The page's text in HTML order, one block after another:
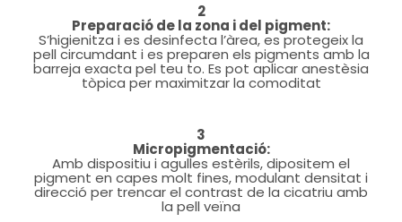
2
Preparació de la zona i del pigment:
S’higienitza i es desinfecta l’àrea, es protegeix la
pell circumdant i es preparen els pigments amb la
barreja exacta pel teu to. Es pot aplicar anestèsia
tòpica per maximitzar la comoditat
3
Micropigmentació:
Amb dispositiu i agulles estèrils, dipositem el
pigment en capes molt fines, modulant densitat i
direcció per trencar el contrast de la cicatriu amb
la pell veïna